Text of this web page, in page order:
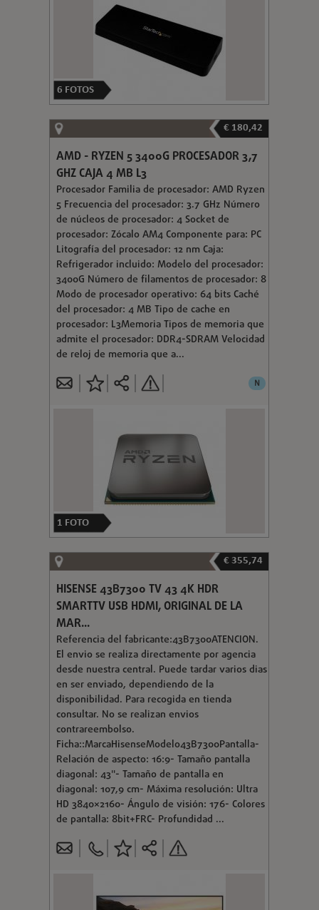
6 FOTOS
€ 180,42
AMD - RYZEN 5 3400G PROCESADOR 3,7
GHZ CAJA 4 MB L3
Procesador Familia de procesador: AMD Ryzen
5 Frecuencia del procesador: 3.7 GHz Número
de núcleos de procesador: 4 Socket de
procesador: Zócalo AM4 Componente para: PC
Litografía del procesador: 12 nm Caja:
Refrigerador incluido: Modelo del procesador:
3400G Número de filamentos de procesador: 8
Modo de procesador operativo: 64 bits Caché
del procesador: 4 MB Tipo de cache en
procesador: L3Memoria Tipos de memoria que
admite el procesador: DDR4-SDRAM Velocidad
de reloj de memoria que a...
N
1 FOTO
€ 355,74
HISENSE 43B7300 TV 43 4K HDR
SMARTTV USB HDMI, ORIGINAL DE LA
MAR...
Referencia del fabricante:43B7300ATENCION.
El envio se realiza directamente por agencia
desde nuestra central. Puede tardar varios dias
en ser enviado, dependiendo de la
disponibilidad. Para recogida en tienda
consultar. No se realizan envios
contrareembolso.
Ficha::MarcaHisenseModelo43B7300Pantalla-
Relación de aspecto: 16:9- Tamaño pantalla
diagonal: 43"- Tamaño de pantalla en
diagonal: 107,9 cm- Máxima resolución: Ultra
HD 3840×2160- Ángulo de visión: 176- Colores
de pantalla: 8bit+FRC- Profundidad ...